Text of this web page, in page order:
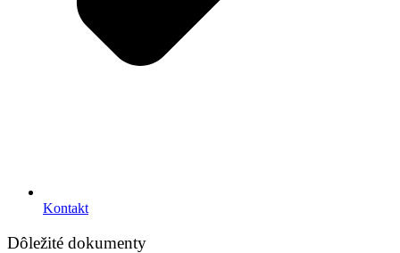
Kontakt
Dôležité dokumenty